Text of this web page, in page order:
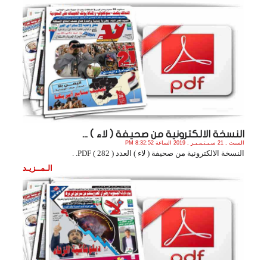
النسخة الالكترونية من صحيفة ( لاء ) ...
السبت , 21 سـبـتـمـبـر , 2019 الساعة 8:32:52 PM
النسخة الالكترونية من صحيفة ( لاء ) العدد ( 282 ) PDF. .
الـمــزيـد